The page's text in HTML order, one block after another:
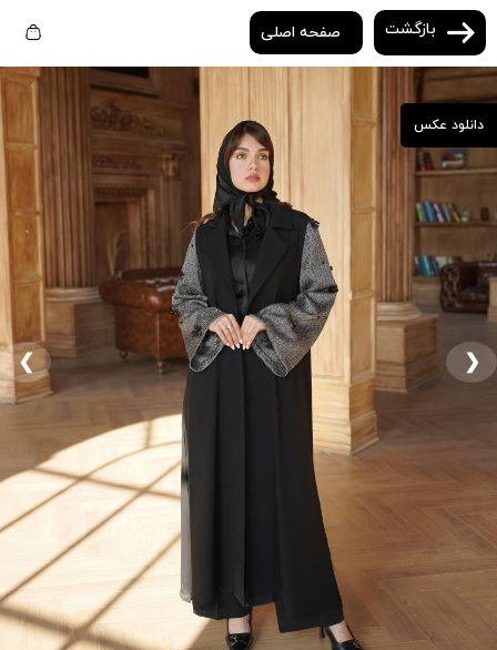
بازگشت صفحه اصلی
دانلود عکس
❮ ❯